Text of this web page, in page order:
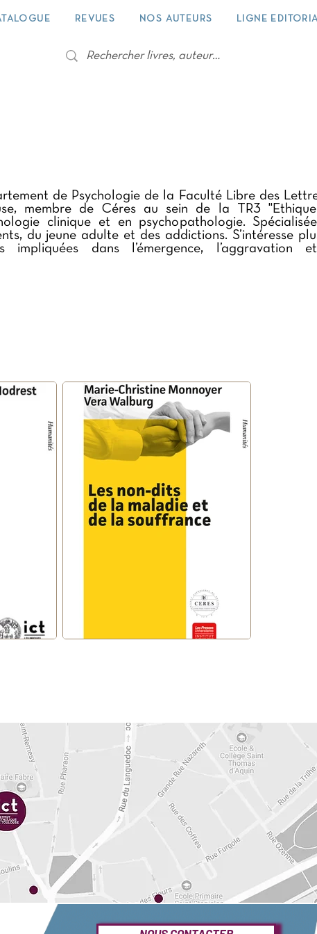
REVUES NOS AUTEURS LIGNE
de Psychologie de la Faculté Libre des
membre de Céres au sein de la TR3
clinique et en psychopathologie.
du jeune adulte et des addictions. S’intéresse
impliquées dans l’émergence,